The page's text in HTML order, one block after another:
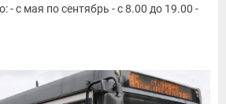
- с мая по сентябрь - с 8.00 до 19.00 -